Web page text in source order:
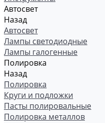
Автосвет
Назад
Автосвет
Лампы светодиодные
Лампы галогенные
Полировка
Назад
Полировка
Круги и подложки
Пасты полировальные
Полировка металлов